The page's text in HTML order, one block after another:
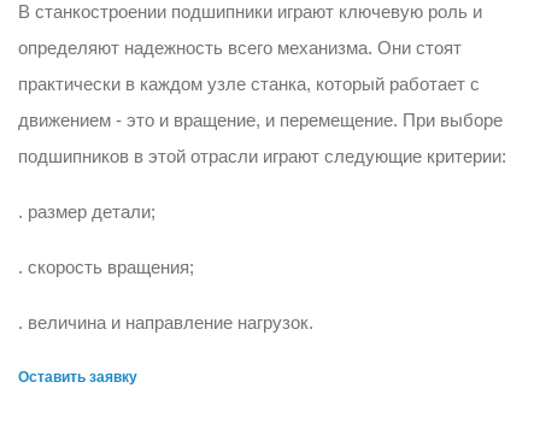
В станкостроении подшипники играют ключевую роль и
определяют надежность всего механизма. Они стоят
практически в каждом узле станка, который работает с
движением - это и вращение, и перемещение. При выборе
подшипников в этой отрасли играют следующие критерии:
. размер детали;
. скорость вращения;
. величина и направление нагрузок.
Оставить заявку